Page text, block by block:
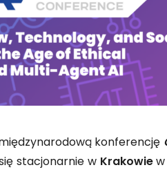
konferencję
stacjonarnie w Krakowiew